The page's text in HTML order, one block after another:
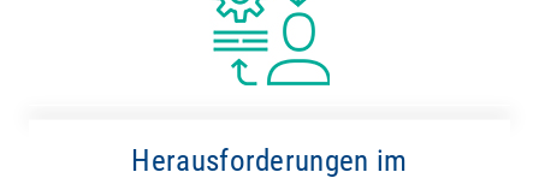
Herausforderungen im